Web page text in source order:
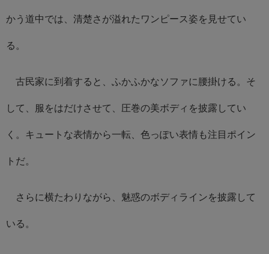
かう道中では、清楚さが溢れたワンピース姿を見せてい
る。
古民家に到着すると、ふかふかなソファに腰掛ける。そ
して、服をはだけさせて、圧巻の美ボディを披露してい
く。キュートな表情から一転、色っぽい表情も注目ポイン
トだ。
さらに横たわりながら、魅惑のボディラインを披露して
いる。